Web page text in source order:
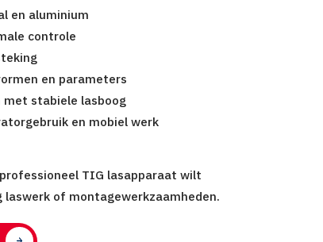
en aluminium
controle
en parameters
met stabiele lasboog
en mobiel werk
professioneel TIG lasapparaat wilt
laswerk of montagewerkzaamheden.